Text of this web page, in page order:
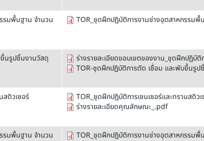
รมพื้นฐาน จำนวน
TOR_ชุดฝึกปฏิบัติการงานช่างอุตสาหกรรม
นรูปชิ้นงานวัสดุ
ร่างรายละเอียดขอบเขตของงาน_ชุดฝึกปฏิบั
TOR-ชุดฝึกปฏิบัติการตัด เชื่อม และพับขึ้นรู
สดิวเซอร์
TOR_ชุดฝึกปฏิบัติการเซนเซอร์และทรานสดิว
ร่างรายละเอียดคุณลักษณะ_.pdf
รมพื้นฐาน จำนวน
TOR_ชุดฝึกปฏิบัติการงานช่างอุตสาหกรรม